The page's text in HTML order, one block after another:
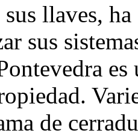
llaves,
sus
de